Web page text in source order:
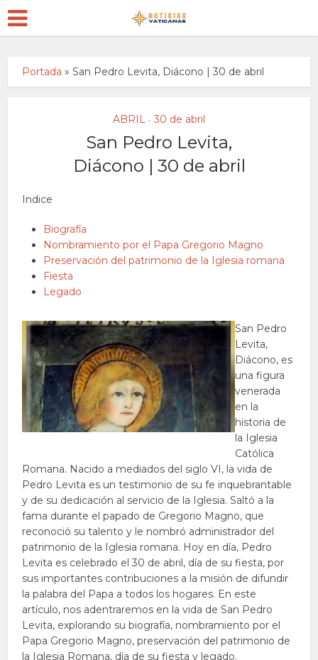
Portada »San Pedro Levita, Diácono | 30 de abril
ABRIL • 30 de abril
San Pedro Levita,
Diácono | 30 de abril
Indice
Biografía
Nombramiento por el Papa Gregorio Magno
Preservación del patrimonio de la Iglesia romana
Fiesta
Legado
San Pedro
Levita,
Diácono, es
una figura
venerada
en la
historia de
la Iglesia
Católica
Romana. Nacido a mediados del siglo VI, la vida de
Pedro Levita es un testimonio de su fe inquebrantable
y de su dedicación al servicio de la Iglesia. Saltó a la
fama durante el papado de Gregorio Magno, que
reconoció su talento y le nombró administrador del
patrimonio de la Iglesia romana. Hoy en día, Pedro
Levita es celebrado el 30 de abril, día de su fiesta, por
sus importantes contribuciones a la misión de difundir
la palabra del Papa a todos los hogares. En este
artículo, nos adentraremos en la vida de San Pedro
Levita, explorando su biografía, nombramiento por el
Papa Gregorio Magno, preservación del patrimonio de
la Iglesia Romana, día de su fiesta y legado.